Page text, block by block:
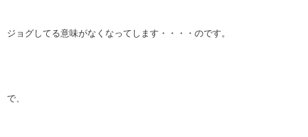
ジョグしてる意味がなくなってします・・・・のです。
で、